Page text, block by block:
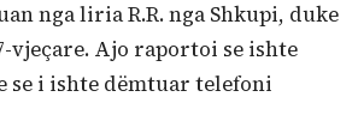
nga liria R.R. nga Shkupi, duke
vjeçare. Ajo raportoi se ishte
se i ishte dëmtuar telefoni